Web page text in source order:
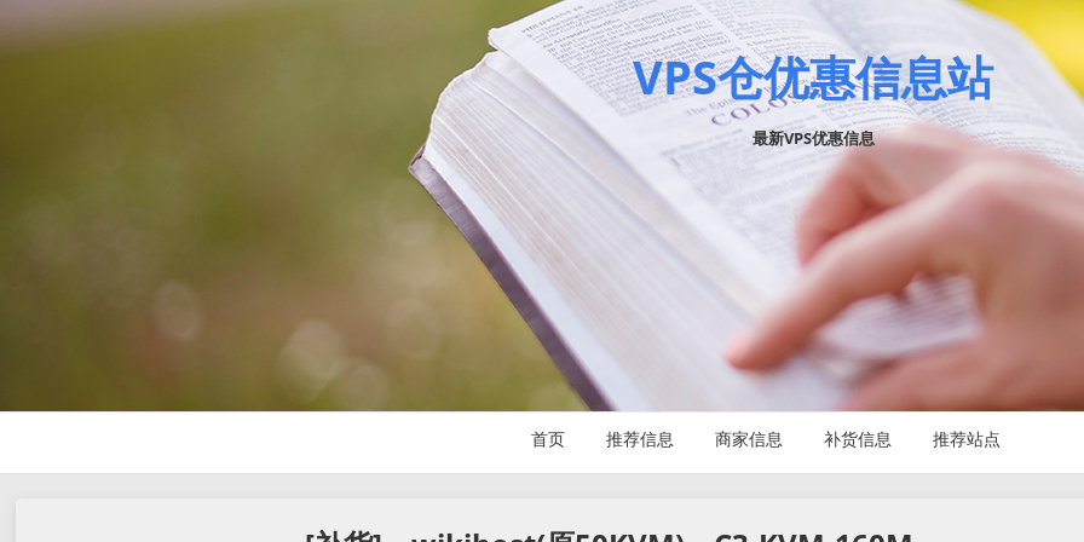
VPS仓优惠信息站
最新VPS优惠信息
首页 推荐信息 商家信息 补货信息 推荐站点